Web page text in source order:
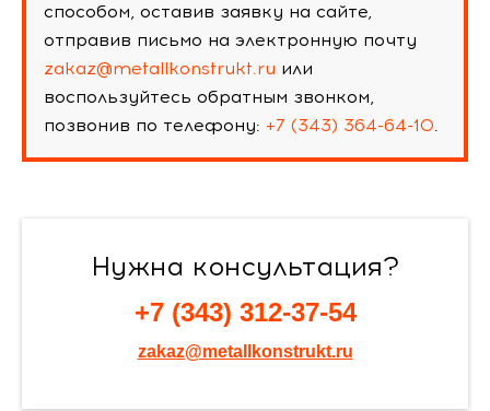
способом, оставив заявку на сайте,
отправив письмо на электронную почту
zakaz@metallkonstrukt.ru или
воспользуйтесь обратным звонком,
позвонив по телефону: +7 (343) 364-64-10.
Нужна консультация?
+7 (343) 312-37-54
zakaz@metallkonstrukt.ru